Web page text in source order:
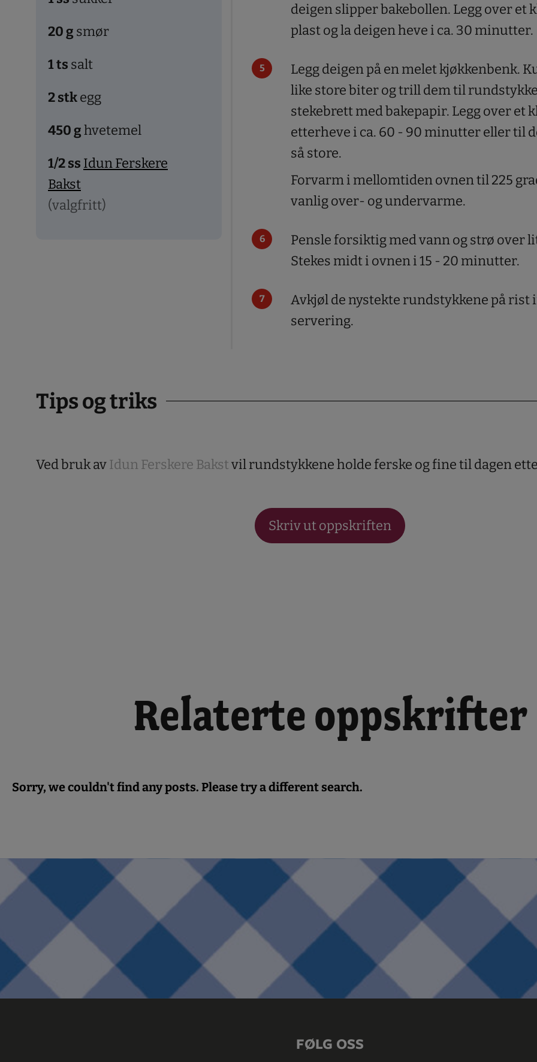
20g smør
1ts salt
2stkegg
450ghvetemel
1/2ss Idun Ferskere
Bakst
(valgfritt)
deigen slipper bakebollen. Legg over et
plast og la deigen heve i ca. 30 minutter.
Legg deigen på en melet kjøkkenbenk.
like store biter og trill dem til
stekebrett med bakepapir. Legg over et
etterheve i ca. 60 - 90 minutter eller til
så store.
Forvarm i mellomtiden ovnen til 225
vanlig over- og undervarme.
Pensle forsiktig med vann og strø over
Stekes midt i ovnen i 15 - 20 minutter.
Avkjøl de nystekte rundstykkene på rist
servering.
Tips og triks
Ved bruk avIdun Ferskere Bakstvil rundstykkene holde ferske og fine til dagen
Skriv ut oppskriften
Relaterte oppskrifter
Sorry, we couldn't find any posts. Please try a different search.
FØLG OSS